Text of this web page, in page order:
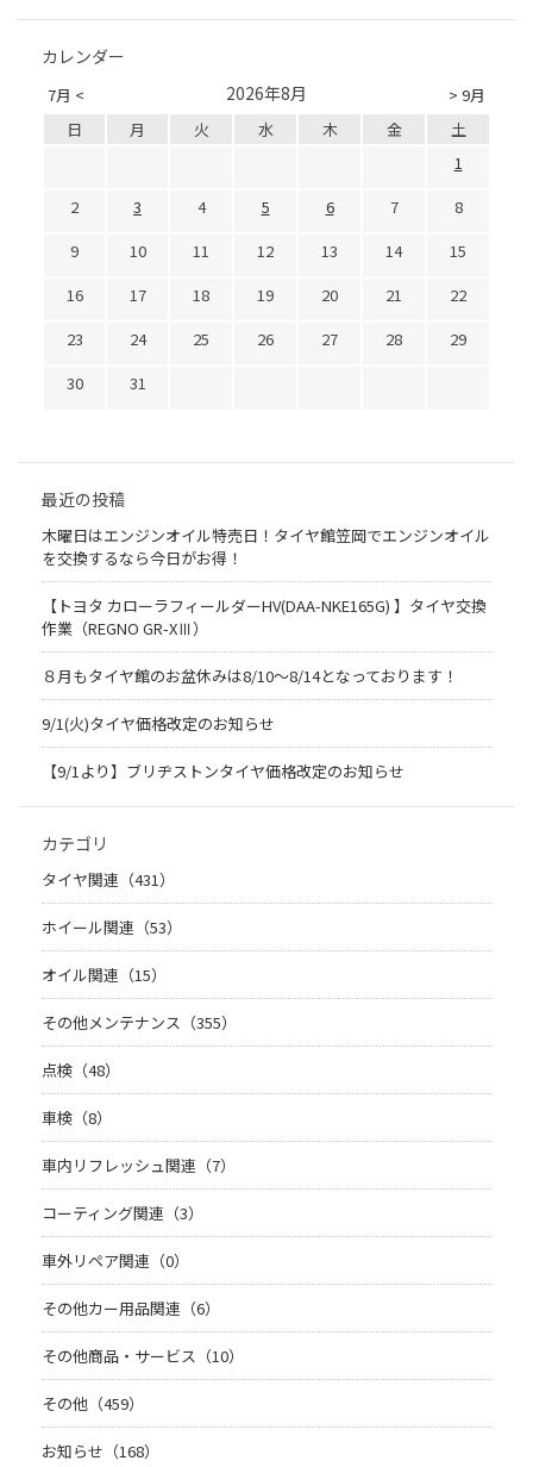
カレンダー
7月 < > 9月
2026年8月
日 月 火 水 木 金
土
1
2
3 4 5 6 7
8
9
10 11 12 13 14
15
16
17 18 19 20 21
22
23
24 25 26 27 28
29
30
31
最近の投稿
木曜日はエンジンオイル特売日！タイヤ館笠岡でエンジンオイル
を交換するなら今日がお得！
【トヨタ カローラフィールダーHV(DAA-NKE165G) 】タイヤ交換
作業（REGNO GR-XⅢ）
８月もタイヤ館のお盆休みは8/10～8/14となっております！
9/1(火)タイヤ価格改定のお知らせ
【9/1より】ブリヂストンタイヤ価格改定のお知らせ
カテゴリ
タイヤ関連（431）
ホイール関連（53）
オイル関連（15）
その他メンテナンス（355）
点検（48）
車検（8）
車内リフレッシュ関連（7）
コーティング関連（3）
車外リペア関連（0）
その他カー用品関連（6）
その他商品・サービス（10）
その他（459）
お知らせ（168）